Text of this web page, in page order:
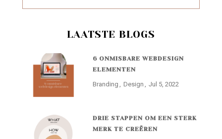
LAATSTE BLOGS
6 ONMISBARE WEBDESIGN
ELEMENTEN
Branding Design Jul 5, 2022
DRIE STAPPEN OM EEN STERK
MERK TE CREËREN